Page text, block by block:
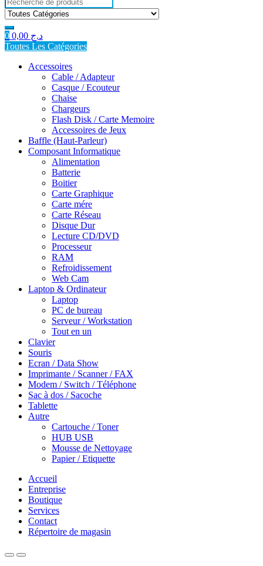
0 د.ج
Toutes Les Catégories
Accessoires
Cable / Adapteur
Casque / Ecouteur
Chaise
Chargeurs
Flash Disk / Carte Memoire
Accessoires de Jeux
Baffle (Haut-Parleur)
Composant Informatique
Alimentation
Batterie
Boitier
Carte Graphique
Carte mére
Carte Réseau
Disque Dur
Lecture CD/DVD
Processeur
RAM
Refroidissement
Web Cam
Laptop & Ordinateur
Laptop
PC de bureau
Serveur / Workstation
Tout en un
Clavier
Souris
Ecran / Data Show
Imprimante / Scanner / FAX
Modem / Switch / Téléphone
Sac à dos / Sacoche
Tablette
Autre
Cartouche / Toner
HUB USB
Mousse de Nettoyage
Papier / Etiquette
Accueil
Entreprise
Boutique
Services
Contact
Répertoire de magasin